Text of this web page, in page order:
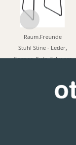
Raum.Freunde
Stuhl Stine - Leder,
Cognac, Kufe, Schwarz
349,00 € *